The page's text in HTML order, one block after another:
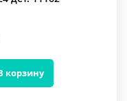
корзину